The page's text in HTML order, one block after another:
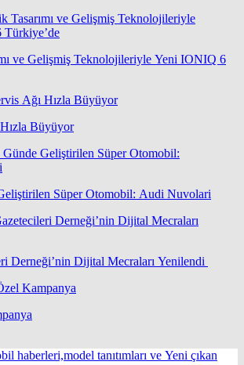
ve Gelişmiş Teknolojileriyle Yeni IONIQ 6
Büyüyor
Süper Otomobil: Audi Nuvolari
Derneği’nin Dijital Mecraları Yenilendi